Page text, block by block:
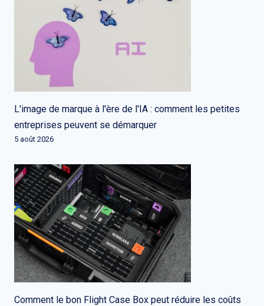
L'image de marque à l'ère de l'IA : comment les petites
entreprises peuvent se démarquer
5 août 2026
Comment le bon Flight Case Box peut réduire les coûts